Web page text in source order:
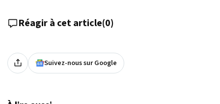
Réagir à cet article(0)
Suivez-nous sur Google